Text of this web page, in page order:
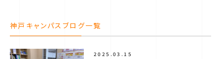
神戸キャンパスブログ一覧
2025.03.15